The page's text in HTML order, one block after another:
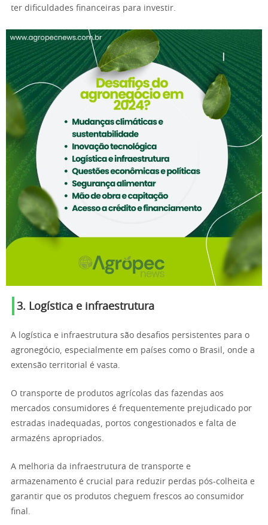
ter dificuldades financeiras para investir.
3. Logística e infraestrutura
A logística e infraestrutura são desafios persistentes para o
agronegócio, especialmente em países como o Brasil, onde a
extensão territorial é vasta.
O transporte de produtos agrícolas das fazendas aos
mercados consumidores é frequentemente prejudicado por
estradas inadequadas, portos congestionados e falta de
armazéns apropriados.
A melhoria da infraestrutura de transporte e
armazenamento é crucial para reduzir perdas pós-colheita e
garantir que os produtos cheguem frescos ao consumidor
final.